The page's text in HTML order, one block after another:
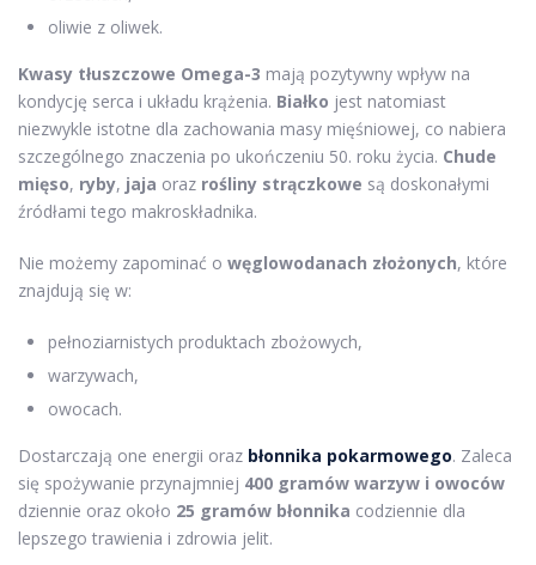
oliwie z oliwek.
Kwasy tłuszczowe Omega-3 mają pozytywny wpływ na
kondycję serca i układu krążenia. Białko jest natomiast
niezwykle istotne dla zachowania masy mięśniowej, co nabiera
szczególnego znaczenia po ukończeniu 50. roku życia. Chude
mięso, ryby, jaja oraz rośliny strączkowe są doskonałymi
źródłami tego makroskładnika.
Nie możemy zapominać o węglowodanach złożonych, które
znajdują się w:
pełnoziarnistych produktach zbożowych,
warzywach,
owocach.
Dostarczają one energii oraz błonnika pokarmowego. Zaleca
się spożywanie przynajmniej 400 gramów warzyw i owoców
dziennie oraz około 25 gramów błonnika codziennie dla
lepszego trawienia i zdrowia jelit.